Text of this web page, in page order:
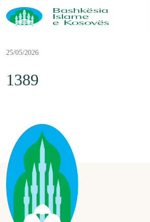
25/05/2026
1389